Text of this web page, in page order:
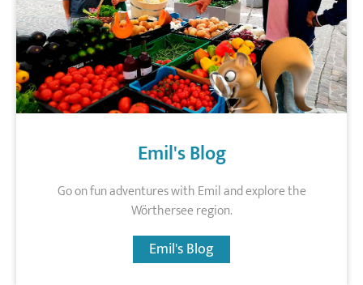
Emil's Blog
Go on fun adventures with Emil and explore the
Wörthersee region.
Emil's Blog